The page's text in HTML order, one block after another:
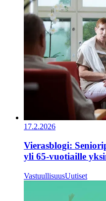
17.2.2026
Vierasblogi:
yli 65-vuotiaille
VastuullisuusUutiset